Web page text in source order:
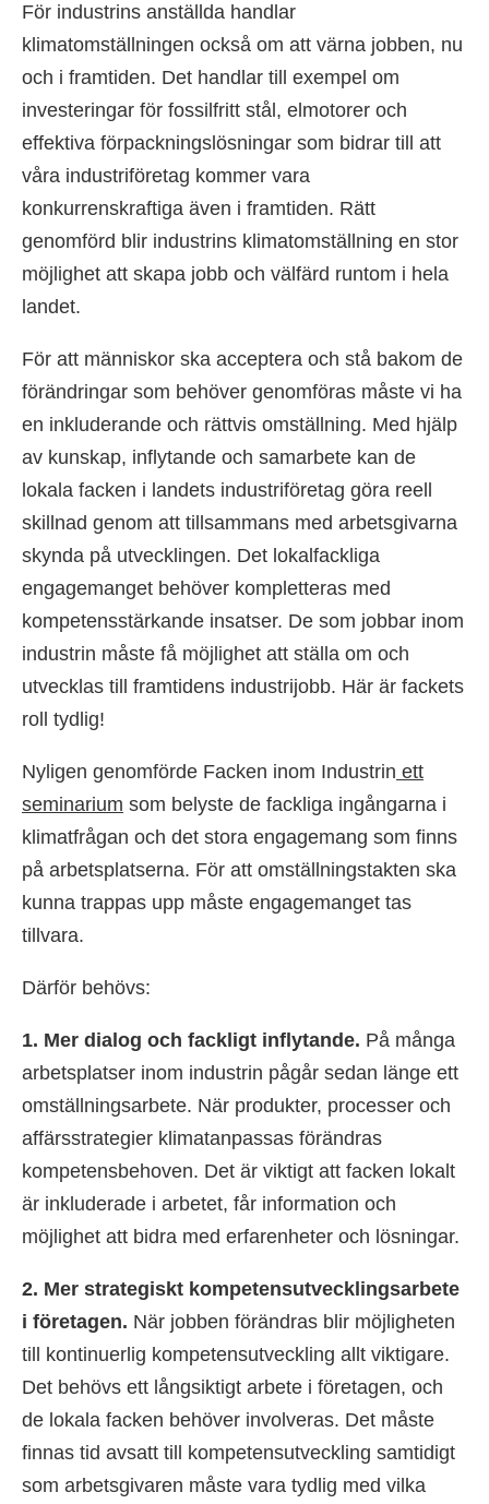
För industrins anställda handlar
klimatomställningen också om att värna jobben, nu
och i framtiden. Det handlar till exempel om
investeringar för fossilfritt stål, elmotorer och
effektiva förpackningslösningar som bidrar till att
våra industriföretag kommer vara
konkurrenskraftiga även i framtiden. Rätt
genomförd blir industrins klimatomställning en stor
möjlighet att skapa jobb och välfärd runtom i hela
landet.
För att människor ska acceptera och stå bakom de
förändringar som behöver genomföras måste vi ha
en inkluderande och rättvis omställning. Med hjälp
av kunskap, inflytande och samarbete kan de
lokala facken i landets industriföretag göra reell
skillnad genom att tillsammans med arbetsgivarna
skynda på utvecklingen. Det lokalfackliga
engagemanget behöver kompletteras med
kompetensstärkande insatser. De som jobbar inom
industrin måste få möjlighet att ställa om och
utvecklas till framtidens industrijobb. Här är fackets
roll tydlig!
Nyligen genomförde Facken inom Industrin ett
seminarium som belyste de fackliga ingångarna i
klimatfrågan och det stora engagemang som finns
på arbetsplatserna. För att omställningstakten ska
kunna trappas upp måste engagemanget tas
tillvara.
Därför behövs:
1. Mer dialog och fackligt inflytande. På många
arbetsplatser inom industrin pågår sedan länge ett
omställningsarbete. När produkter, processer och
affärsstrategier klimatanpassas förändras
kompetensbehoven. Det är viktigt att facken lokalt
är inkluderade i arbetet, får information och
möjlighet att bidra med erfarenheter och lösningar.
2. Mer strategiskt kompetensutvecklingsarbete
i företagen. När jobben förändras blir möjligheten
till kontinuerlig kompetensutveckling allt viktigare.
Det behövs ett långsiktigt arbete i företagen, och
de lokala facken behöver involveras. Det måste
finnas tid avsatt till kompetensutveckling samtidigt
som arbetsgivaren måste vara tydlig med vilka